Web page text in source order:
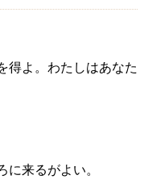
得よ。わたしはあなた
来るがよい。